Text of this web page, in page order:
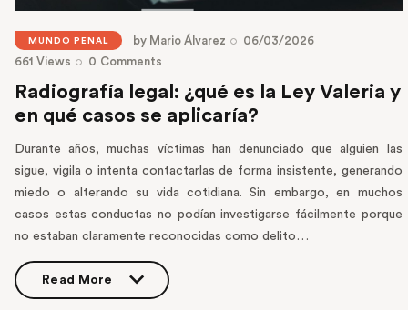
MUNDO PENAL by Mario Álvarez
06/03/2026
661 Views 0 Comments
Radiografía legal: ¿qué es la Ley Valeria y
en qué casos se aplicaría?
Durante años, muchas víctimas han denunciado que alguien las
sigue, vigila o intenta contactarlas de forma insistente, generando
miedo o alterando su vida cotidiana. Sin embargo, en muchos
casos estas conductas no podían investigarse fácilmente porque
no estaban claramente reconocidas como delito…
Read More